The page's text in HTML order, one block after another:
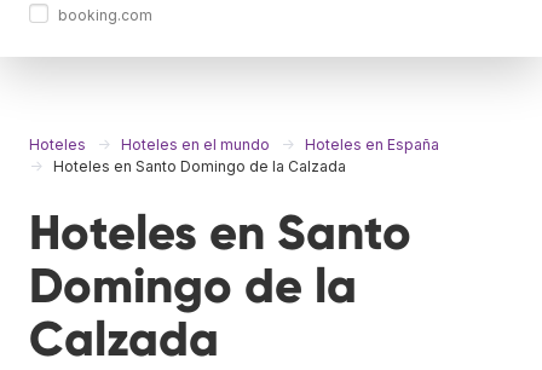
booking.com
Hoteles Hoteles en el mundo
Hoteles en España
Hoteles en Santo Domingo de la Calzada
Hoteles en Santo
Domingo de la
Calzada